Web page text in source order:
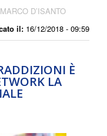
il: 16/12/2018 - 09:59
D’ISANTO
È
LA